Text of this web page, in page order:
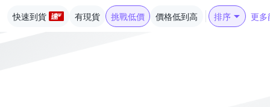
快速到貨 有現貨 挑戰低價 價格低到高 排序 更多